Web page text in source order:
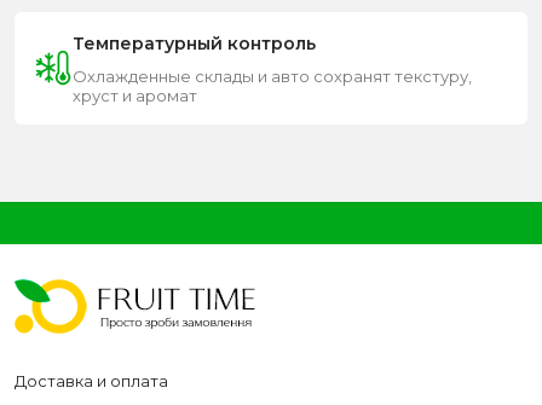
Температурный контроль
Охлажденные склады и авто сохранят текстуру,
хруст и аромат
Доставка и оплата